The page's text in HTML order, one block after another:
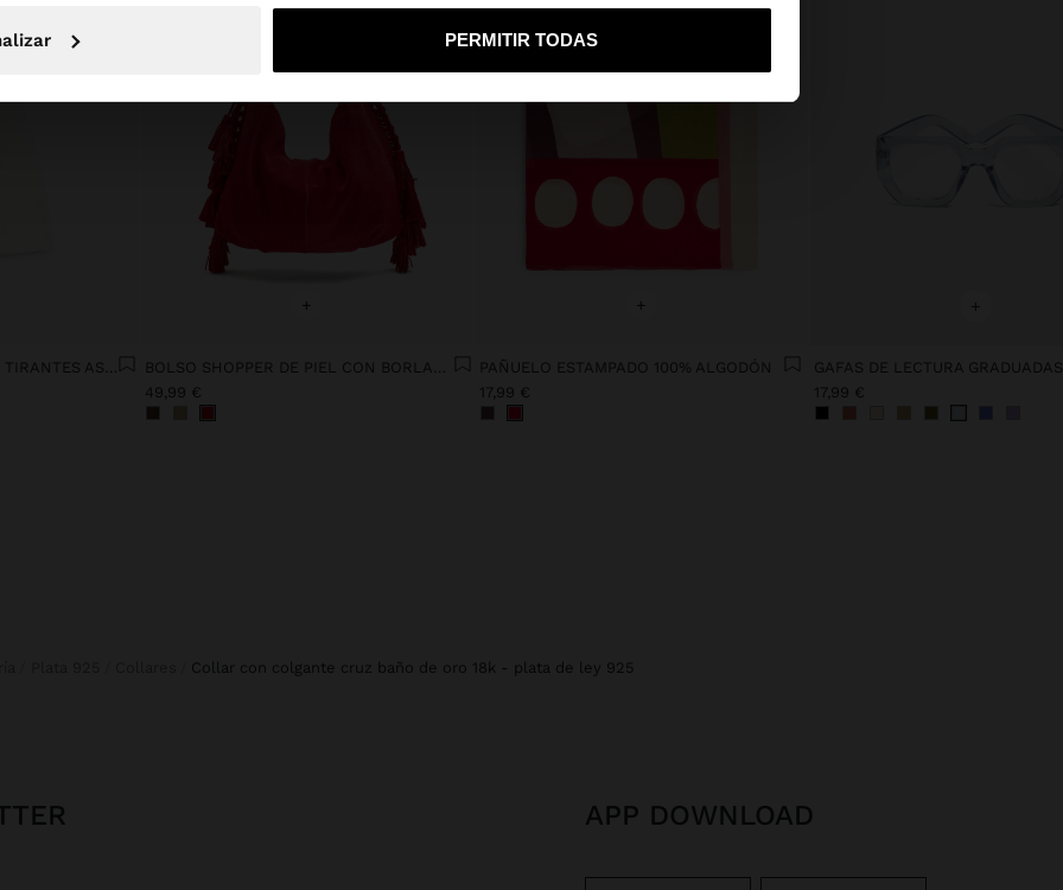
PERMITIR TODAS
No, continuar en la web de España Sí, llévame a United States
+
49,99 €
+
PAÑUELO ESTAMPADO 100% ALGODÓN
17,99 €
+
GAFAS DE LECTURA
17,99 €
collar con colgante cruz baño de oro 18k - plata de ley 925
APP DOWNLOAD